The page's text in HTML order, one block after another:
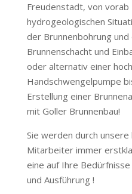
Freudenstadt, von vorab
hydrogeologischen
der Brunnenbohrung und
Brunnenschacht und
oder alternativ einer
Handschwengelpumpe
Erstellung einer
mit Goller Brunnenbau!
Sie werden durch
Mitarbeiter immer
eine auf Ihre
und Ausführung !